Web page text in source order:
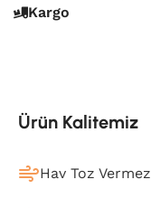
Kargo
Ürün Kalitemiz
Hav Toz Vermez